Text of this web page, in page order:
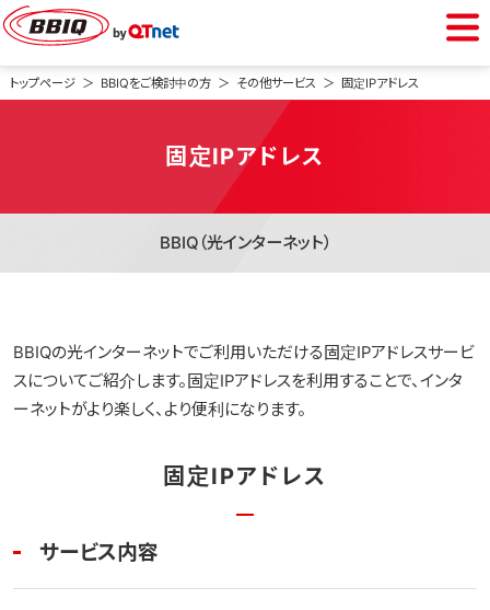
BBIQをご利用中の方
会員専用ページ
Webメール
光インターネット
トップページ BBIQをご検討中の方 その他サービス 固定IPアドレス
固定IPアドレス
BBIQ（光インターネット）
BBIQの光インターネットでご利用いただける固定IPアドレスサービ
スについてご紹介します。固定IPアドレスを利用することで、インタ
ーネットがより楽しく、より便利になります。
固定IPアドレス
サービス内容